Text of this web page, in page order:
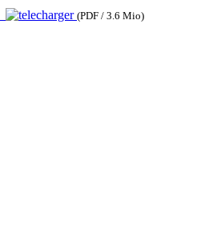
(PDF / 3.6 Mio)